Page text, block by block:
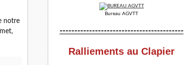
notre
Bureau AGVTT
------------------------------------------
Ralliements au Clapier